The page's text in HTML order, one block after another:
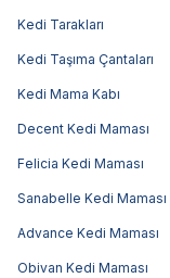
Kedi Tarakları
Kedi Taşıma Çantaları
Kedi Mama Kabı
Decent Kedi Maması
Felicia Kedi Maması
Sanabelle Kedi Maması
Advance Kedi Maması
Obivan Kedi Maması